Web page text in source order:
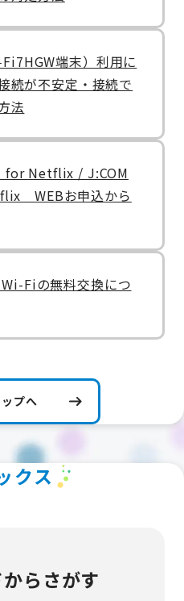
端末）利用に
続が不安定・接続で
法
for Netflix / J:COM
WEBお申込から
Fiの無料交換につ
プへ
クス
らさがす